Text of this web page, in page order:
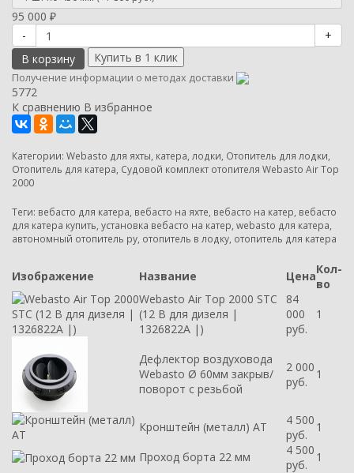
95 000 ₽
-
+
В корзину
Получение информации о методах доставки
5772
К сравнению В избранное
Категории: Webasto для яхты, катера, лодки Отопитель для лодки
Отопитель для катера Судовой комплект отопителя Webasto Air Top
2000
Теги: вебасто для катера вебасто на яхте вебасто на катер вебасто
для катера купить установка вебасто на катер webasto для катера
автономный отопитель ру отопитель в лодку отопитель для катера
Изображение Название ЦенаКол-
во
Webasto Air Top 2000 STC
(12 В для дизеля |
1326822A |)
84
000
руб.
1
Дефлектор воздуховода
Webasto Ø 60мм закрыв/
поворот с резьбой
2 000
руб.
1
Кронштейн (металл) AT
4 500
руб.
1
Проход борта 22 мм
4 500
руб.
1